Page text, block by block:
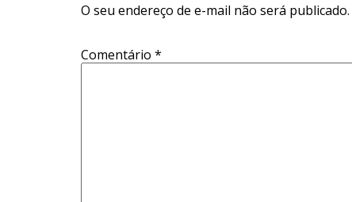
O seu endereço de e-mail não será publicado.
Comentário *